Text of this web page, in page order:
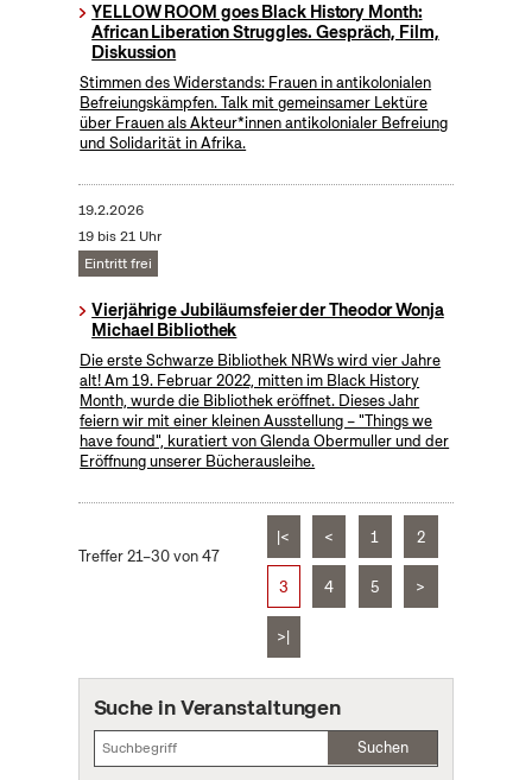
YELLOW ROOM goes Black History Month:
African Liberation Struggles. Gespräch, Film,
Diskussion
Stimmen des Widerstands: Frauen in antikolonialen
Befreiungskämpfen. Talk mit gemeinsamer Lektüre
über Frauen als Akteur*innen antikolonialer Befreiung
und Solidarität in Afrika.
19.2.2026
19 bis 21 Uhr
Eintritt frei
Vierjährige Jubiläumsfeier der Theodor Wonja
Michael Bibliothek
Die erste Schwarze Bibliothek NRWs wird vier Jahre
alt! Am 19. Februar 2022, mitten im Black History
Month, wurde die Bibliothek eröffnet. Dieses Jahr
feiern wir mit einer kleinen Ausstellung – "Things we
have found", kuratiert von Glenda Obermuller und der
Eröffnung unserer Bücherausleihe.
Treffer 21–30 von 47
|< < 1 2
3 4 5 >
>|
Suche in Veranstaltungen
Suchen